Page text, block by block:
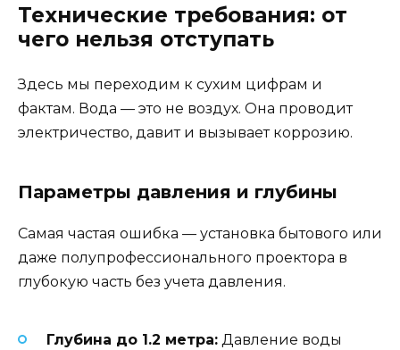
Технические требования: от
чего нельзя отступать
Здесь мы переходим к сухим цифрам и
фактам. Вода — это не воздух. Она проводит
электричество, давит и вызывает коррозию.
Параметры давления и глубины
Самая частая ошибка — установка бытового или
даже полупрофессионального проектора в
глубокую часть без учета давления.
Глубина до 1.2 метра: Давление воды